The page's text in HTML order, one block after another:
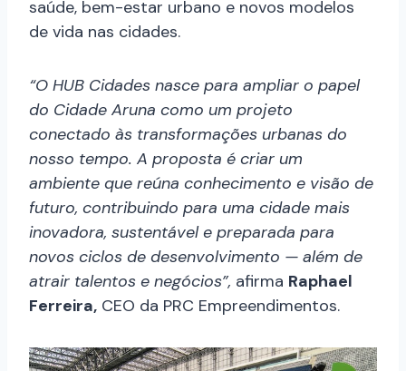
saúde, bem-estar urbano e novos modelos
de vida nas cidades.
“O HUB Cidades nasce para ampliar o papel
do Cidade Aruna como um projeto
conectado às transformações urbanas do
nosso tempo. A proposta é criar um
ambiente que reúna conhecimento e visão de
futuro, contribuindo para uma cidade mais
inovadora, sustentável e preparada para
novos ciclos de desenvolvimento — além de
atrair talentos e negócios”, afirma Raphael
Ferreira, CEO da PRC Empreendimentos.